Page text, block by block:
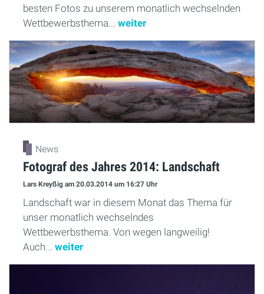
besten Fotos zu unserem monatlich wechselnden
Wettbewerbsthema... weiter
News
Fotograf des Jahres 2014: Landschaft
Lars Kreyßig am 20.03.2014 um 16:27 Uhr
Landschaft war in diesem Monat das Thema für
unser monatlich wechselndes
Wettbewerbsthema. Von wegen langweilig!
Auch... weiter